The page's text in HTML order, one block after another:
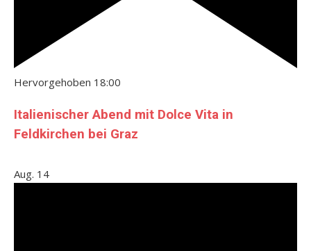
Hervorgehoben 18:00
Italienischer Abend mit Dolce Vita in
Feldkirchen bei Graz
Aug. 14